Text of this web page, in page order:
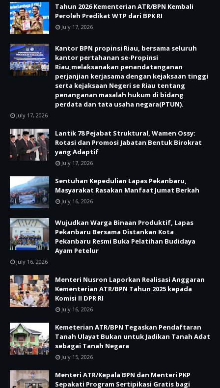
Tahun 2026 Kementerian ATR/BPN Kembali
Peroleh Predikat WTP dari BPK RI
July 17, 2026
Kantor BPN propinsi Riau, bersama seluruh
kantor pertahanan se-Propinsi
Riau,melaksanakan penandatanganan
perjanjian kerjasama dengan kejaksaan tinggi
serta kejaksaan Negeri se Riau tentang
penanganan masalah hukum di bidang
perdata dan tata usaha negara(PTUN).
July 17, 2026
Lantik 78 Pejabat Struktural, Wamen Ossy:
Rotasi dan Promosi Jabatan Bentuk Birokrat
yang Adaptif
July 17, 2026
Sentuhan Kepedulian Lapas Pekanbaru,
Masyarakat Rasakan Manfaat Jumat Berkah
July 16, 2026
Wujudkan Warga Binaan Produktif, Lapas
Pekanbaru Bersama Distankan Kota
Pekanbaru Resmi Buka Pelatihan Budidaya
Ayam Petelur
July 16, 2026
Menteri Nusron Laporkan Realisasi Anggaran
Kementerian ATR/BPN Tahun 2025 kepada
Komisi II DPR RI
July 16, 2026
Kemeterian ATR/BPN Tegaskan Pendaftaran
Tanah Ulayat Bukan untuk Jadikan Tanah Adat
sebagai Tanah Negara
July 15, 2026
Menteri ATR/Kepala BPN dan Menteri PKP
Sepakati Program Sertipikasi Gratis bagi